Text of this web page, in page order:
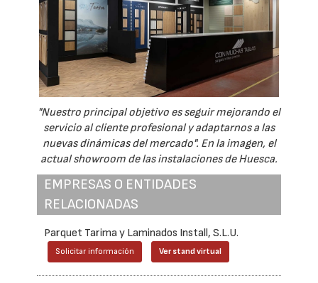
"Nuestro principal objetivo es seguir mejorando el
servicio al cliente profesional y adaptarnos a las
nuevas dinámicas del mercado". En la imagen, el
actual showroom de las instalaciones de Huesca.
EMPRESAS O ENTIDADES
RELACIONADAS
Parquet Tarima y Laminados Install, S.L.U.
Solicitar información Ver stand virtual